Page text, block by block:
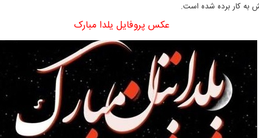
به کار برده شده است.
عکس پروفایل یلدا مبارک